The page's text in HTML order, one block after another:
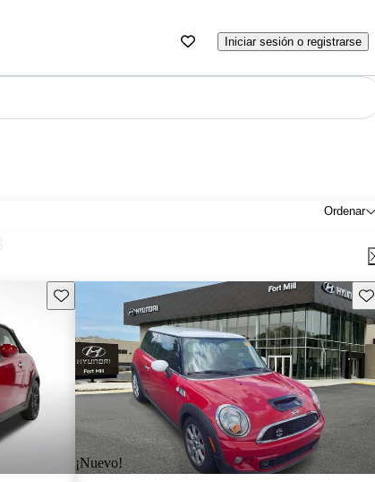
Iniciar sesión o registrarse
Ordenar
Guarda este Aviso
¡Nuevo!